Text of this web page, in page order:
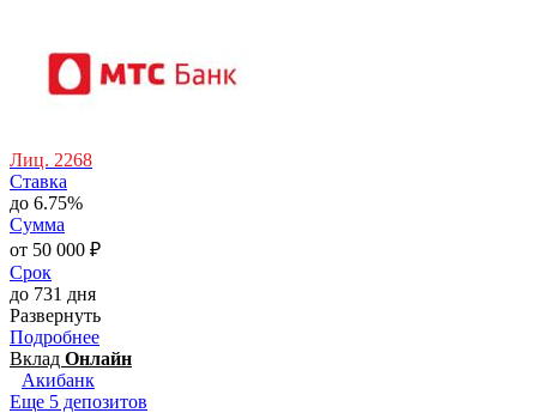
Лиц. 2268
Ставка
до 6.75%
Сумма
от 50 000 ₽
Срок
до 731 дня
Развернуть
Подробнее
Вклад Онлайн
Акибанк
Еще 5 депозитов